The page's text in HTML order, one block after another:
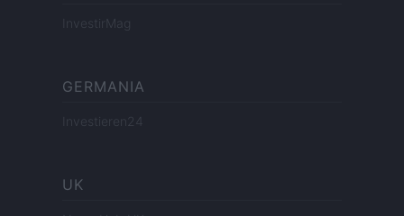
InvestirMag
GERMANIA
Investieren24
UK